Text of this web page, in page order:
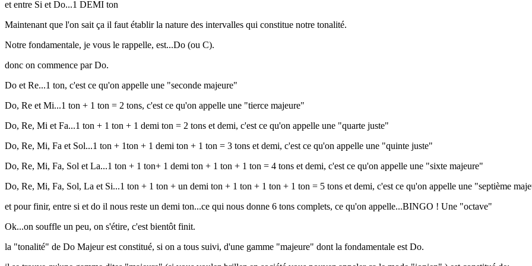
et entre Si et Do...1 DEMI ton
Maintenant que l'on sait ça il faut établir la nature des intervalles qui constitue notre tonalité.
Notre fondamentale, je vous le rappelle, est...Do (ou C).
donc on commence par Do.
Do et Re...1 ton, c'est ce qu'on appelle une "seconde majeure"
Do, Re et Mi...1 ton + 1 ton = 2 tons, c'est ce qu'on appelle une "tierce majeure"
Do, Re, Mi et Fa...1 ton + 1 ton + 1 demi ton = 2 tons et demi, c'est ce qu'on appelle une "quarte juste"
Do, Re, Mi, Fa et Sol...1 ton + 1ton + 1 demi ton + 1 ton = 3 tons et demi, c'est ce qu'on appelle une "quinte juste"
Do, Re, Mi, Fa, Sol et La...1 ton + 1 ton+ 1 demi ton + 1 ton + 1 ton = 4 tons et demi, c'est ce qu'on appelle une "sixte majeure"
Do, Re, Mi, Fa, Sol, La et Si...1 ton + 1 ton + un demi ton + 1 ton + 1 ton + 1 ton = 5 tons et demi, c'est ce qu'on appelle une "septième
et pour finir, entre si et do il nous reste un demi ton...ce qui nous donne 6 tons complets, ce qu'on appelle...BINGO ! Une "octave"
Ok...on souffle un peu, on s'étire, c'est bientôt finit.
la "tonalité" de Do Majeur est constitué, si on a tous suivi, d'une gamme "majeure" dont la fondamentale est Do.